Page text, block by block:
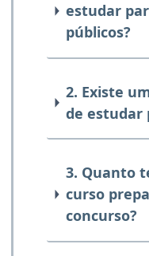
estudar
públicos?
2. Existe
de estudar
3. Quanto
curso
concurso?